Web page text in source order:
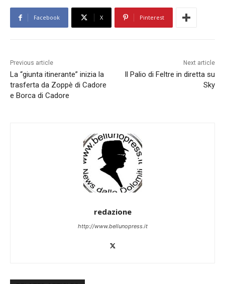
Facebook X Pinterest
Previous article
La “giunta itinerante” inizia la
trasferta da Zoppè di Cadore
e Borca di Cadore
Next article
Il Palio di Feltre in diretta su
Sky
redazione
http://www.bellunopress.it